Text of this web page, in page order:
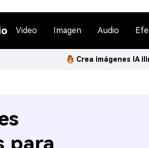
Video Imagen Audio
Crea imágenes IA
para